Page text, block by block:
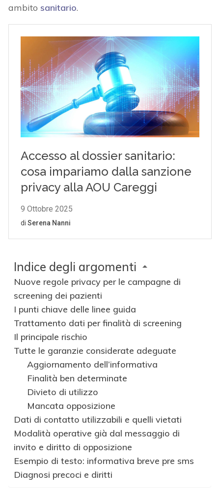
ambito sanitario.
Indice degli argomenti
Nuove regole privacy per le campagne di
screening dei pazienti
I punti chiave delle linee guida
Trattamento dati per finalità di screening
Il principale rischio
Tutte le garanzie considerate adeguate
Aggiornamento dell’informativa
Finalità ben determinate
Divieto di utilizzo
Mancata opposizione
Dati di contatto utilizzabili e quelli vietati
Modalità operative già dal messaggio di
invito e diritto di opposizione
Esempio di testo: informativa breve pre sms
Diagnosi precoci e diritti